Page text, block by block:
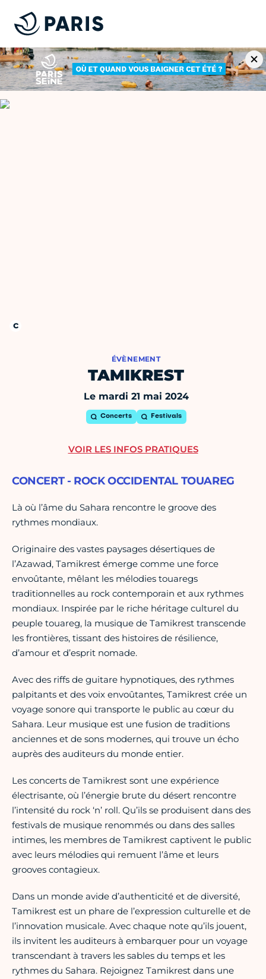
ÉVÈNEMENT
TAMIKREST
Le mardi 21 mai 2024
Concerts Festivals
CONCERT - ROCK OCCIDENTAL TOUAREG
Là où l’âme du Sahara rencontre le groove des
rythmes mondiaux.
Originaire des vastes paysages désertiques de
l’Azawad, Tamikrest émerge comme une force
envoûtante, mêlant les mélodies touaregs
traditionnelles au rock contemporain et aux rythmes
mondiaux. Inspirée par le riche héritage culturel du
peuple touareg, la musique de Tamikrest transcende
les frontières, tissant des histoires de résilience,
d’amour et d’esprit nomade.
Avec des riffs de guitare hypnotiques, des rythmes
palpitants et des voix envoûtantes, Tamikrest crée un
voyage sonore qui transporte le public au cœur du
Sahara. Leur musique est une fusion de traditions
anciennes et de sons modernes, qui trouve un écho
auprès des auditeurs du monde entier.
Les concerts de Tamikrest sont une expérience
électrisante, où l’énergie brute du désert rencontre
l’intensité du rock ‘n’ roll. Qu’ils se produisent dans des
festivals de musique renommés ou dans des salles
intimes, les membres de Tamikrest captivent le public
avec leurs mélodies qui remuent l’âme et leurs
grooves contagieux.
Dans un monde avide d’authenticité et de diversité,
Tamikrest est un phare de l’expression culturelle et de
l’innovation musicale. Avec chaque note qu’ils jouent,
ils invitent les auditeurs à embarquer pour un voyage
transcendant à travers les sables du temps et les
rythmes du Sahara. Rejoignez Tamikrest dans une
VOIR LES INFOS PRATIQUES